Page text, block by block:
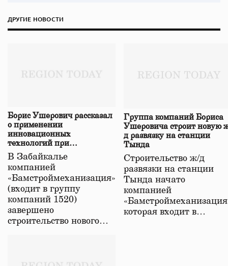
ДРУГИЕ НОВОСТИ
Борис Ушерович рассказал
о применении
инновационных
технологий при
строительстве нового моста
в Забайкалье
В Забайкалье
компанией
«Бамстроймеханизация»
(входит в группу
компаний 1520)
завершено
строительство нового…
Группа компаний Бориса
Ушеровича строит новую
д развязку на станции
Тында
Строительство ж/д
развязки на станции
Тында начато
компанией
которая входит в…